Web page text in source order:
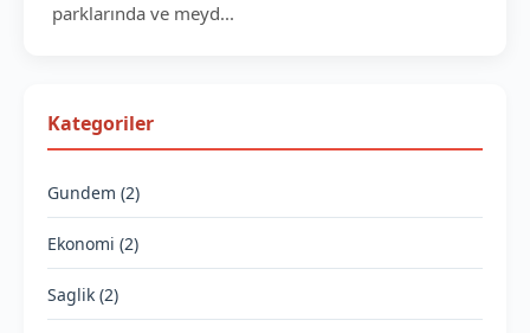
parklarında ve meyd...
Kategoriler
Gundem (2)
Ekonomi (2)
Saglik (2)